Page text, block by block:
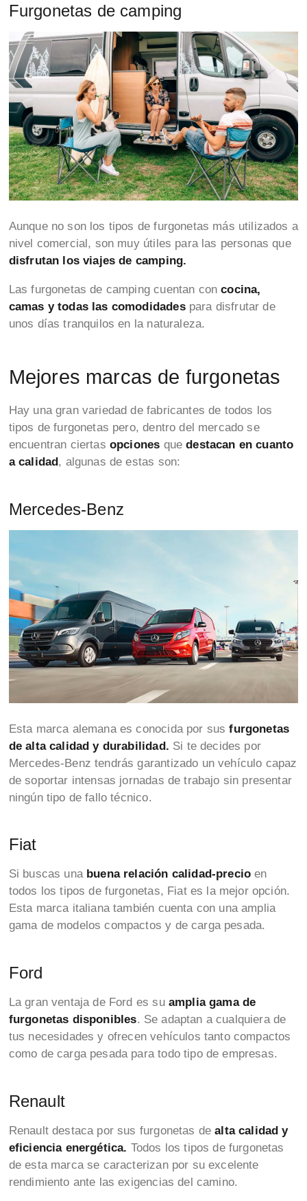
Furgonetas de camping
Aunque no son los tipos de furgonetas más utilizados a
nivel comercial, son muy útiles para las personas que
disfrutan los viajes de camping.
Las furgonetas de camping cuentan con cocina,
camas y todas las comodidades para disfrutar de
unos días tranquilos en la naturaleza.
Mejores marcas de furgonetas
Hay una gran variedad de fabricantes de todos los
tipos de furgonetas pero, dentro del mercado se
encuentran ciertas opciones quedestacan en cuanto
a calidad , algunas de estas son:
Mercedes-Benz
Esta marca alemana es conocida por sus furgonetas
de alta calidad y durabilidad. Si te decides por
Mercedes-Benz tendrás garantizado un vehículo capaz
de soportar intensas jornadas de trabajo sin presentar
ningún tipo de fallo técnico.
Fiat
Si buscas unabuena relación calidad-precio en
todos los tipos de furgonetas, Fiat es la mejor opción.
Esta marca italiana también cuenta con una amplia
gama de modelos compactos y de carga pesada.
Ford
La gran ventaja de Ford es su amplia gama de
furgonetas disponibles. Se adaptan a cualquiera de
tus necesidades y ofrecen vehículos tanto compactos
como de carga pesada para todo tipo de empresas.
Renault
Renault destaca por sus furgonetas dealta calidad y
eficiencia energética. Todos los tipos de furgonetas
de esta marca se caracterizan por su excelente
rendimiento ante las exigencias del camino.